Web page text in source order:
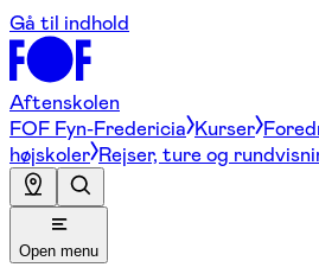
Gå til indhold
Aftenskolen
FOF Fyn-Fredericia Kurser
højskoler Rejser, ture og
Open menu